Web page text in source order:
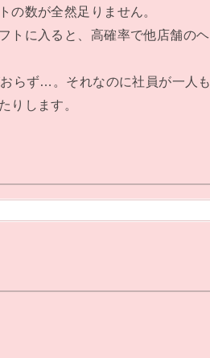
の数が全然足りません。
トに入ると、高確率で他店舗のヘ
らず…。それなのに社員が一人も
りします。